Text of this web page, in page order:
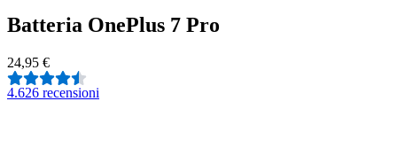
Batteria OnePlus 7 Pro
24,95 €
4.626 recensioni